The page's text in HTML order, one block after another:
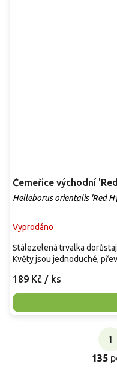
Čemeřice východní
Helleborus orientalis 'Red
Vyprodáno
189 Kč / ks
Stálezelená trvalka
Květy jsou jednoduché,
1
135